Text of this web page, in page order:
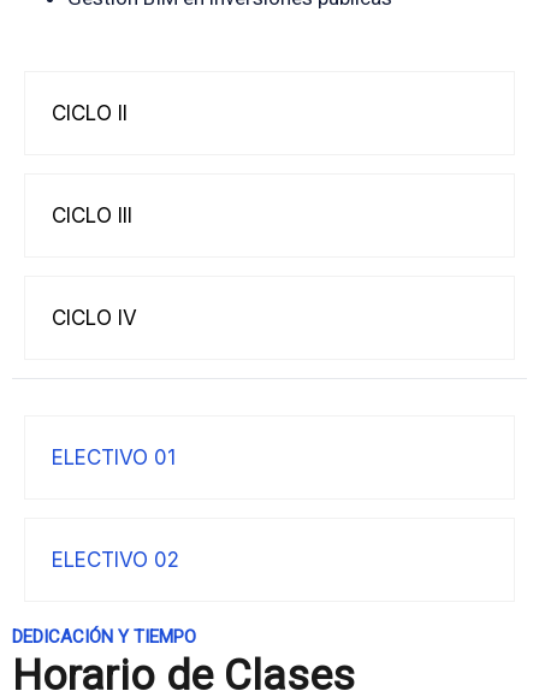
CICLO II
CICLO III
CICLO IV
ELECTIVO 01
ELECTIVO 02
DEDICACIÓN Y TIEMPO
Horario de Clases